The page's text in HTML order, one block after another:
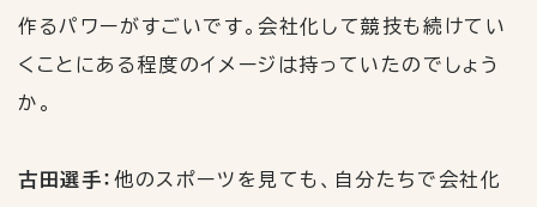
作るパワーがすごいです。会社化して競技も続けてい
くことにある程度のイメージは持っていたのでしょう
か。
古田選手： 他のスポーツを見ても、自分たちで会社化